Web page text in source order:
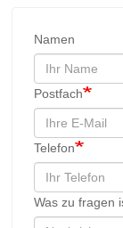
Namen
Postfach
Telefon
Was zu fragen